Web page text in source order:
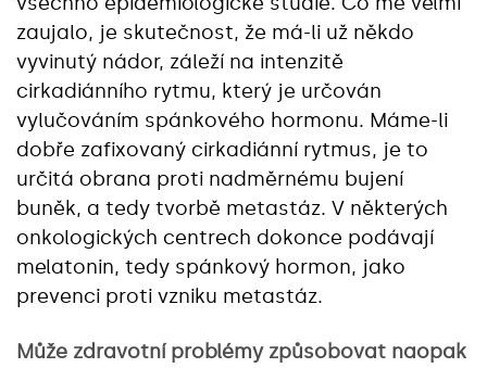
zaujalo, je skutečnost, že má-li už někdo
vyvinutý nádor, záleží na intenzitě
cirkadiánního rytmu, který je určován
vylučováním spánkového hormonu. Máme-li
dobře zafixovaný cirkadiánní rytmus, je to
určitá obrana proti nadměrnému bujení
buněk, a tedy tvorbě metastáz. V některých
onkologických centrech dokonce podávají
melatonin, tedy spánkový hormon, jako
prevenci proti vzniku metastáz.
Může zdravotní problémy způsobovat naopak